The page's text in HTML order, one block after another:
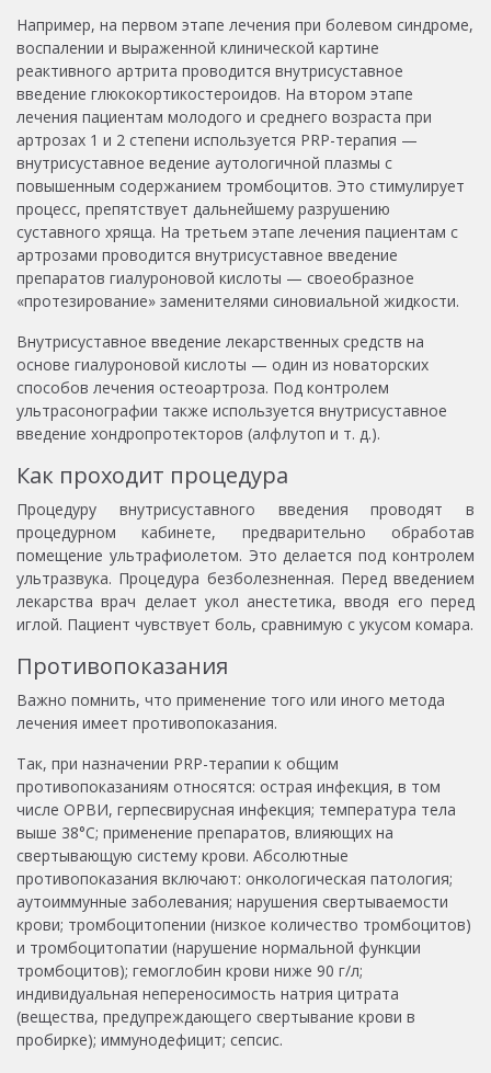
Например, на первом этапе лечения при болевом синдроме,
воспалении и выраженной клинической картине
реактивного артрита проводится внутрисуставное
введение глюкокортикостероидов. На втором этапе
лечения пациентам молодого и среднего возраста при
артрозах 1 и 2 степени используется PRP-терапия —
внутрисуставное ведение аутологичной плазмы с
повышенным содержанием тромбоцитов. Это стимулирует
процесс, препятствует дальнейшему разрушению
суставного хряща. На третьем этапе лечения пациентам с
артрозами проводится внутрисуставное введение
препаратов гиалуроновой кислоты — своеобразное
«протезирование» заменителями синовиальной жидкости.
Внутрисуставное введение лекарственных средств на
основе гиалуроновой кислоты — один из новаторских
способов лечения остеоартроза. Под контролем
ультрасонографии также используется внутрисуставное
введение хондропротекторов (алфлутоп и т. д.).
Как проходит процедура
Процедуру внутрисуставного введения проводят в
процедурном кабинете, предварительно обработав
помещение ультрафиолетом. Это делается под контролем
ультразвука. Процедура безболезненная. Перед введением
лекарства врач делает укол анестетика, вводя его перед
иглой. Пациент чувствует боль, сравнимую с укусом комара.
Противопоказания
Важно помнить, что применение того или иного метода
лечения имеет противопоказания.
Так, при назначении PRP-терапии к общим
противопоказаниям относятся: острая инфекция, в том
числе ОРВИ, герпесвирусная инфекция; температура тела
выше 38°С; применение препаратов, влияющих на
свертывающую систему крови. Абсолютные
противопоказания включают: онкологическая патология;
аутоиммунные заболевания; нарушения свертываемости
крови; тромбоцитопении (низкое количество тромбоцитов)
и тромбоцитопатии (нарушение нормальной функции
тромбоцитов); гемоглобин крови ниже 90 г/л;
индивидуальная непереносимость натрия цитрата
(вещества, предупреждающего свертывание крови в
пробирке); иммунодефицит; сепсис.